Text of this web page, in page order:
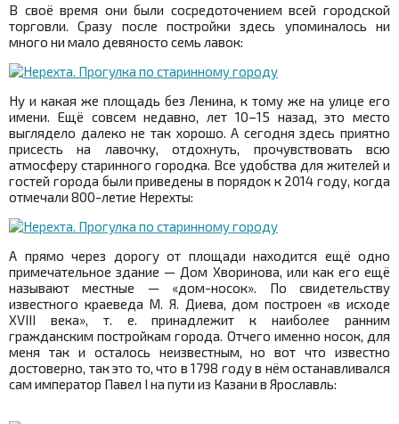
В своё время они были сосредоточением всей городской
торговли. Сразу после постройки здесь упоминалось ни
много ни мало девяносто семь лавок:
Ну и какая же площадь без Ленина, к тому же на улице его
имени. Ещё совсем недавно, лет 10–15 назад, это место
выглядело далеко не так хорошо. А сегодня здесь приятно
присесть на лавочку, отдохнуть, прочувствовать всю
атмосферу старинного городка. Все удобства для жителей и
гостей города были приведены в порядок к 2014 году, когда
отмечали 800-летие Нерехты:
А прямо через дорогу от площади находится ещё одно
примечательное здание — Дом Хворинова, или как его ещё
называют местные — «дом-носок». По свидетельству
известного краеведа М. Я. Диева, дом построен «в исходе
XVIII века», т. е. принадлежит к наиболее ранним
гражданским постройкам города. Отчего именно носок, для
меня так и осталось неизвестным, но вот что известно
достоверно, так это то, что в 1798 году в нём останавливался
сам император Павел I на пути из Казани в Ярославль: